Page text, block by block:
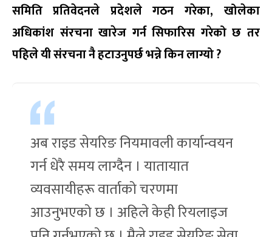
समिति प्रतिवेदनले प्रदेशले गठन गरेका,खोलेका
अधिकांश संरचना खारेज गर्न सिफारिस गरेको छ तर
पहिलेयीसंरचनानैहटाउनुपर्छभन्नेकिनलाग्यो?
अब राइड सेयरिङ नियमावली कार्यान्वयन
गर्न धेरै समय लाग्दैन । यातायात
व्यवसायीहरू वार्ताको चरणमा
आउनुभएको छ । अहिले केही रियलाइज